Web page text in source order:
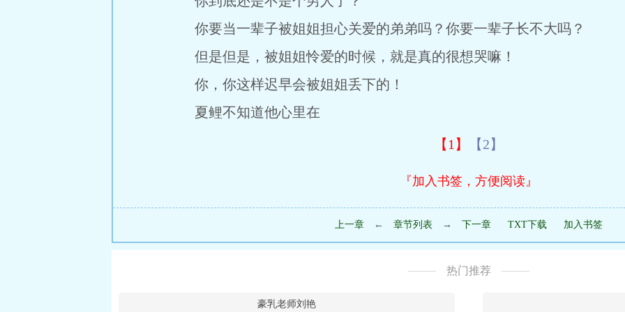
你要当一辈子被姐姐担心关爱的弟弟吗？你要一辈子长不大吗？
但是但是，被姐姐怜爱的时候，就是真的很想哭嘛！
你，你这样迟早会被姐姐丢下的！
夏鲤不知道他心里在
【1】 【2】
『加入书签，方便阅读』
上一章 ← 章节列表 → 下一章 TXT下载 加入书签
热门推荐
豪乳老师刘艳